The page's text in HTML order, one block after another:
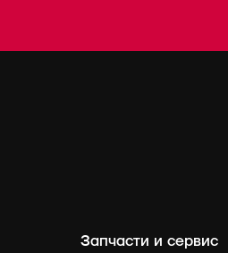
Запчасти и сервис